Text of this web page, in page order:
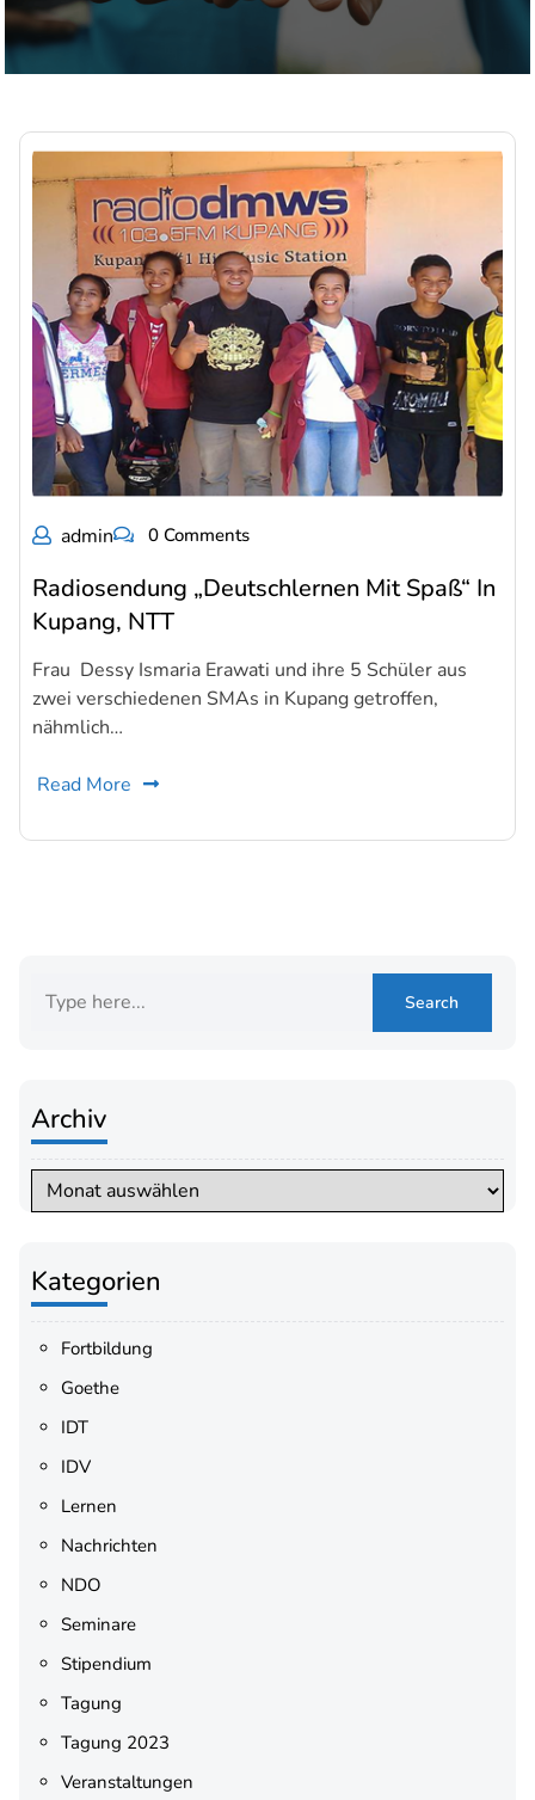
admin 0 Comments
Radiosendung „Deutschlernen Mit Spaß“ In
Kupang, NTT
Frau Dessy Ismaria Erawati und ihre 5 Schüler aus
zwei verschiedenen SMAs in Kupang getroffen,
nähmlich…
Read More
Archiv
Archiv
Kategorien
Fortbildung
Goethe
IDT
IDV
Lernen
Nachrichten
NDO
Seminare
Stipendium
Tagung
Tagung 2023
Veranstaltungen